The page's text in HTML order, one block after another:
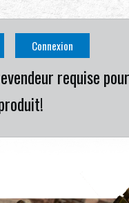
日
Connexion
requise pour